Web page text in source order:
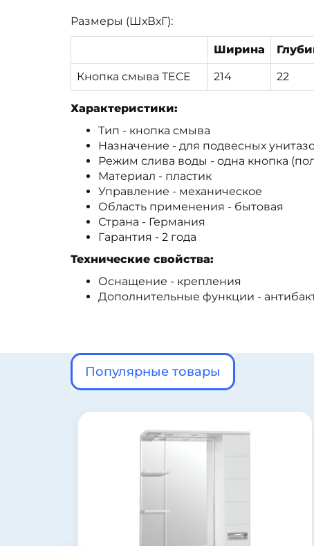
Размеры (ШхВхГ):
Ширина
Кнопка смыва TECE 214 22
Характеристики:
Тип - кнопка смыва
Назначение - для подвесных
Режим слива воды - одна кнопка
Материал - пластик
Управление - механическое
Область применения - бытовая
Страна - Германия
Гарантия - 2 года
Технические свойства:
Оснащение - крепления
Дополнительные функции -
Популярные товары